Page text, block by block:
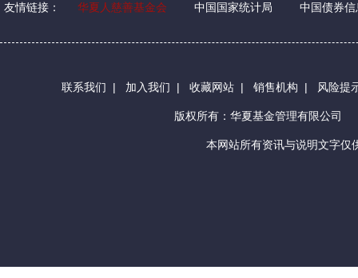
友情链接： 华夏人慈善基金会 中国国家统计局 中国债券信
联系我们 | 加入我们 | 收藏网站 | 销售机构 | 风险提
版权所有：华夏基金管理有限公司
本网站所有资讯与说明文字仅